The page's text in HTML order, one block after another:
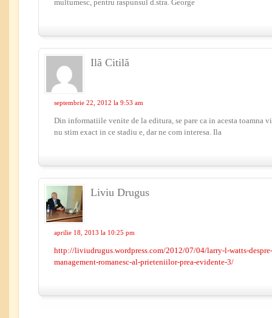
multumesc, pentru raspunsul d.stra. George
Ilă Citilă
septembrie 22, 2012 la 9:53 am
Din informatiile venite de la editura, se pare ca in acesta toamna
nu stim exact in ce stadiu e, dar ne com interesa. Ila
Liviu Drugus
aprilie 18, 2013 la 10:25 pm
http://liviudrugus.wordpress.com/2012/07/04/larry-l-watts-
management-romanesc-al-prieteniilor-prea-evidente-3/